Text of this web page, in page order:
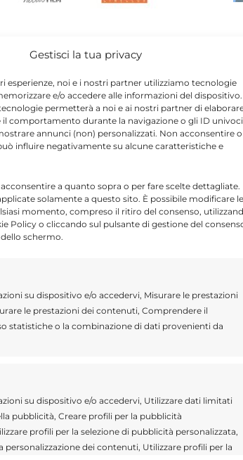
Gestisci la tua privacy
esperienze, noi e i nostri partner utilizziamo tecnologie
e/o accedere alle informazioni del
permetterà a noi e ai nostri partner di
comportamento durante la navigazione o gli ID univoci
annunci (non) personalizzati. Non acconsentire o
influire negativamente su alcune caratteristiche e
a quanto sopra o per fare scelte dettagliate.
solamente a questo sito. È possibile modificare le
momento, compreso il ritiro del consenso,
Policy o cliccando sul pulsante di gestione del
schermo.
su dispositivo e/o accedervi, Misurare le prestazioni
le prestazioni dei contenuti, Comprendere il
statistiche o la combinazione di dati provenienti da
su dispositivo e/o accedervi, Utilizzare dati limitati
pubblicità, Creare profili per la pubblicità
profili per la selezione di pubblicità personalizzata,
personalizzazione dei contenuti, Utilizzare profili per la
ore 20 al Centro Commerciale Culturale di Ragusa
X
partecipazione e riflessione
61, dove saranno
Ayşegül Selenga
fotogiornalista
dello sport oltre il
dedicate agli atleti con
strumento di
una crescente
la visibilità delle discipline
traprestazione sportiva